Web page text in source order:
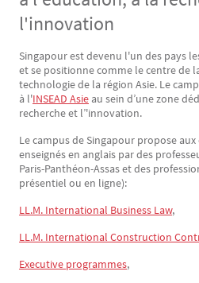
l'innovation
Texte
Singapour est devenu l'un des pays
et se positionne comme le centre de
technologie de la région Asie. Le
à l'INSEAD Asie au sein d’une zone
recherche et l’'innovation.
Le campus de Singapour propose
enseignés en anglais par des
Paris-Panthéon-Assas et des
présentiel ou en ligne):
LL.M. International Business Law,
LL.M. International Construction
Executive programmes,